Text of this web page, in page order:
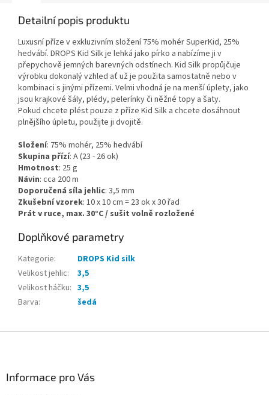
Detailní popis produktu
Luxusní příze v exkluzivním složení 75% mohér SuperKid, 25%
hedvábí. DROPS Kid Silk je lehká jako pírko a nabízíme ji v
přepychově jemných barevných odstínech. Kid Silk propůjčuje
výrobku dokonalý vzhled ať už je použita samostatně nebo v
kombinaci s jinými přízemi. Velmi vhodná je na menší úplety, jako
jsou krajkové šály, plédy, pelerínky či něžné topy a šaty.
Pokud chcete plést pouze z příze Kid Silk a chcete dosáhnout
plnějšího úpletu, použijte ji dvojitě.
Složení: 75% mohér, 25% hedvábí
Skupina přízí: A (23 - 26 ok)
Hmotnost: 25 g
Návin: cca 200 m
Doporučená síla jehlic: 3,5 mm
Zkušební vzorek: 10 x 10 cm = 23 ok x 30 řad
Prát v ruce, max. 30°C / sušit volně rozložené
Doplňkové parametry
Kategorie:
DROPS Kid silk
Velikost jehlic:
3,5
Velikost háčku: 3,5
Barva: šedá
Informace pro Vás